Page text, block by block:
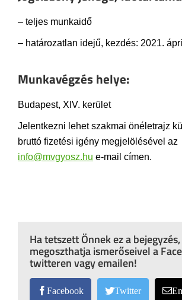
– teljes munkaidő
– határozatlan idejű, kezdés: 2021.
Munkavégzés helye:
Budapest, XIV. kerület
Jelentkezni lehet szakmai önéletrajz
bruttó fizetési igény megjelölésével az
info@mvgyosz.hu e-mail címen.
Ha tetszett Önnek ez a
megoszthatja ismerőseivel a
twitteren vagy emailen!
Facebook Twitter